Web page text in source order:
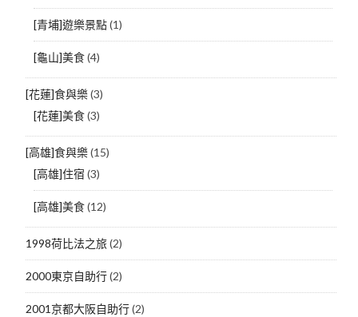
[青埔]遊樂景點(1)
[龜山]美食(4)
[花蓮]食與樂(3)
[花蓮]美食(3)
[高雄]食與樂(15)
[高雄]住宿 (3)
[高雄]美食(12)
1998荷比法之旅(2)
2000東京自助行(2)
2001京都大阪自助行(2)